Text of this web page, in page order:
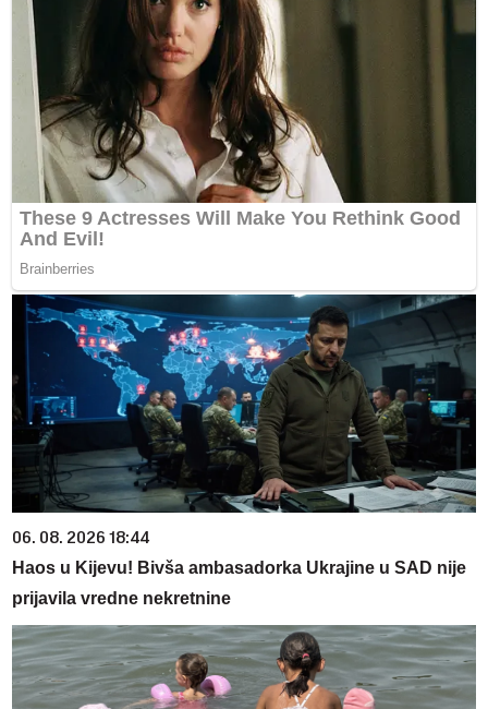
06. 08. 2026 18:44
Haos u Kijevu! Bivša ambasadorka Ukrajine u SAD nije
prijavila vredne nekretnine